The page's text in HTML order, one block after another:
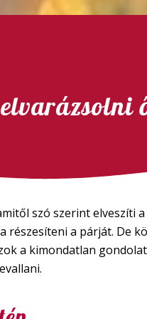
szó szerint elveszíti a
részesíteni a párját. De
a kimondatlan